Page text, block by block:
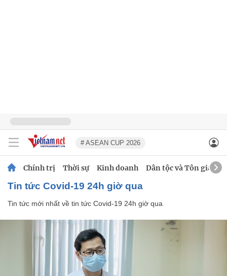
# ASEAN CUP 2026
Chính trị Thời sự Kinh doanh Dân tộc và Tôn giáo
tin tức Covid-19 24h giờ qua
Tin tức mới nhất về tin tức Covid-19 24h giờ qua